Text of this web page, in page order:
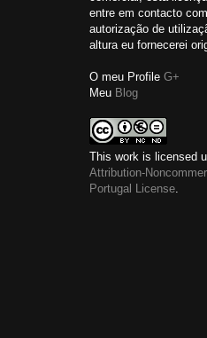
entre em contacto
autorização de
altura eu fornecerei
O meu Profile G+
Meu Blog
This work is licensed
Attribution-
Portugal License.